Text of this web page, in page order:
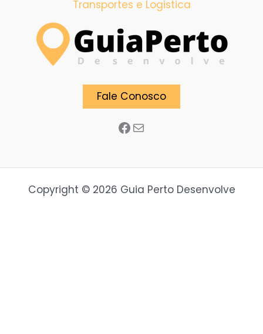
Transportes e Logistica
Fale Conosco
Facebook
E-mail
Copyright © 2026 Guia Perto Desenvolve